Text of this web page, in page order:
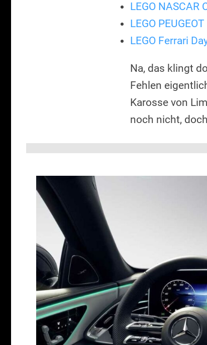
LEGO NASCAR
LEGO
LEGO Ferrari
Na, das klingt
Fehlen
Karosse von
noch nicht,